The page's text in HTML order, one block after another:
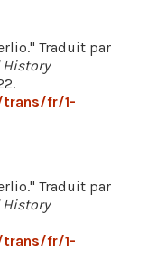
Traduit par
History
fr/1-
Traduit par
History
fr/1-